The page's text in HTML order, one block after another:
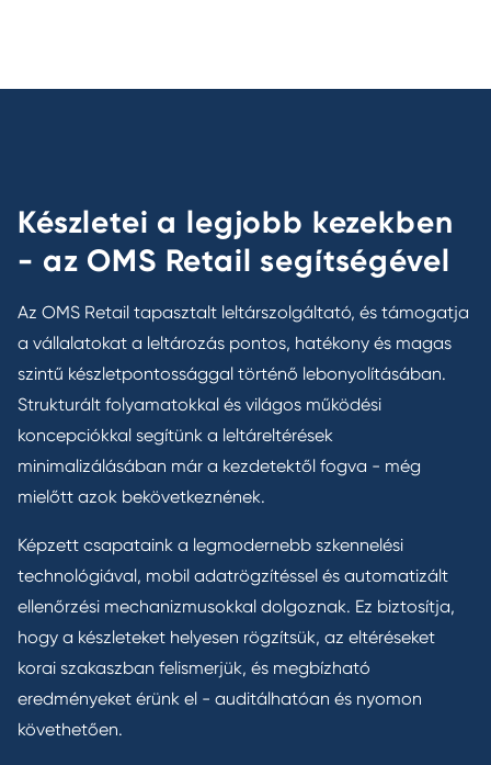
Készletei a legjobb kezekben
- az OMS Retail segítségével
Az OMS Retail tapasztalt leltárszolgáltató, és támogatja
a vállalatokat a leltározás pontos, hatékony és magas
szintű készletpontossággal történő lebonyolításában.
Strukturált folyamatokkal és világos működési
koncepciókkal segítünk a leltáreltérések
minimalizálásában már a kezdetektől fogva - még
mielőtt azok bekövetkeznének.
Képzett csapataink a legmodernebb szkennelési
technológiával, mobil adatrögzítéssel és automatizált
ellenőrzési mechanizmusokkal dolgoznak. Ez biztosítja,
hogy a készleteket helyesen rögzítsük, az eltéréseket
korai szakaszban felismerjük, és megbízható
eredményeket érünk el - auditálhatóan és nyomon
követhetően.